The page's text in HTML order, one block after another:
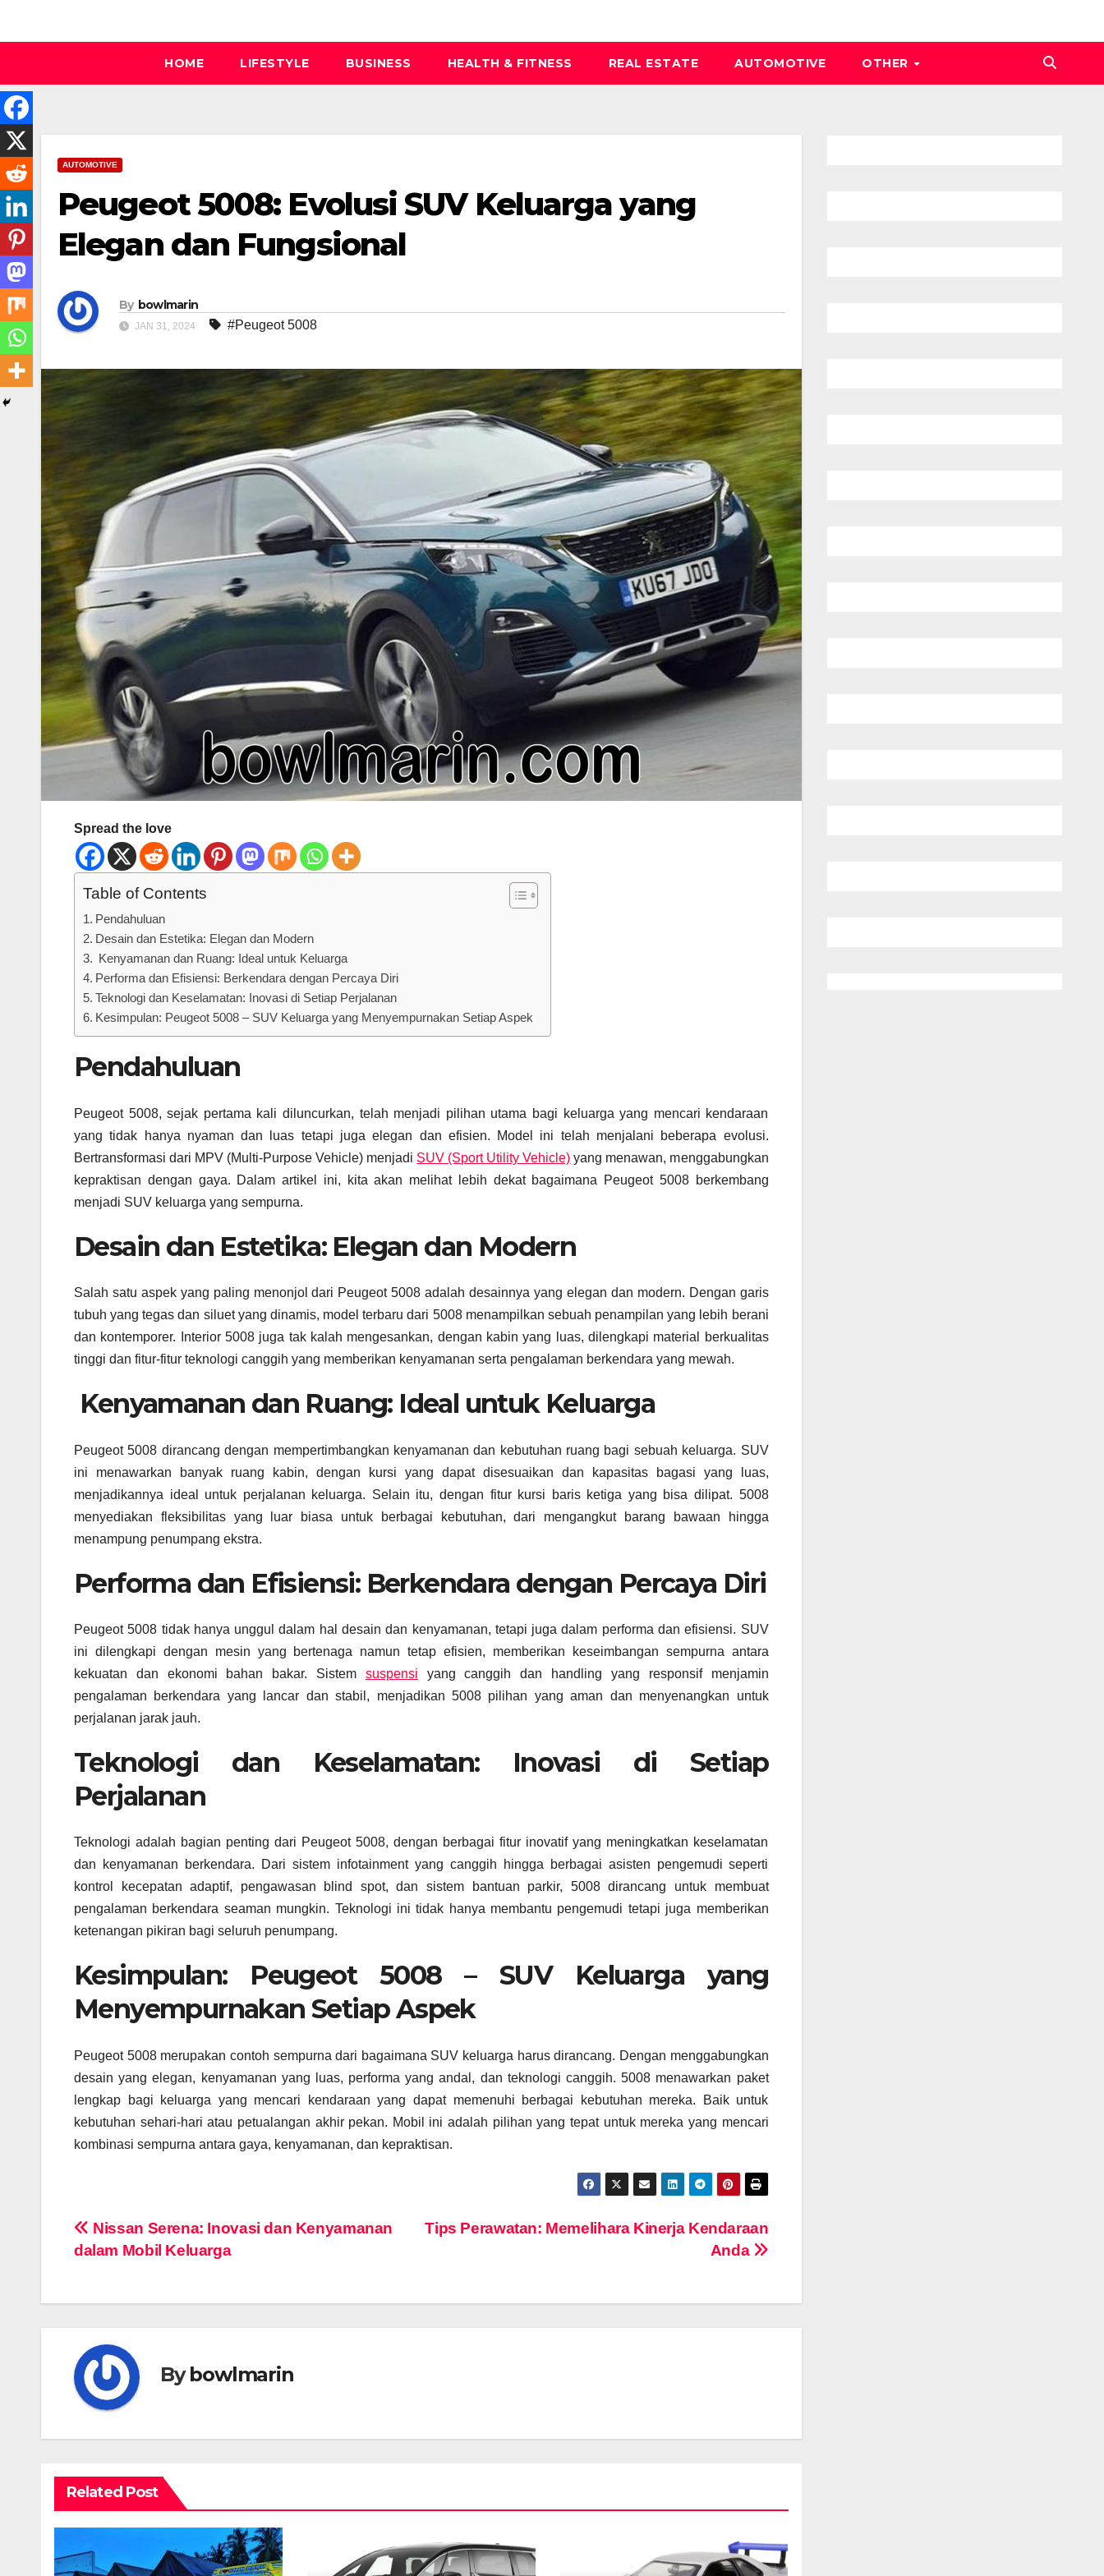
HOME LIFESTYLE BUSINESS HEALTH & FITNESS REAL ESTATE AUTOMOTIVE OTHER
AUTOMOTIVE
Peugeot 5008: Evolusi SUV Keluarga yang
Elegan dan Fungsional
By bowlmarin
JAN 31, 2024 #Peugeot 5008
Spread the love
Table of Contents
Pendahuluan
Desain dan Estetika: Elegan dan Modern
Kenyamanan dan Ruang: Ideal untuk Keluarga
Performa dan Efisiensi: Berkendara dengan Percaya Diri
Teknologi dan Keselamatan: Inovasi di Setiap Perjalanan
Kesimpulan: Peugeot 5008 – SUV Keluarga yang Menyempurnakan Setiap Aspek
Pendahuluan
Peugeot 5008, sejak pertama kali diluncurkan, telah menjadi pilihan utama bagi keluarga yang mencari kendaraan
yang tidak hanya nyaman dan luas tetapi juga elegan dan efisien. Model ini telah menjalani beberapa evolusi.
Bertransformasi dari MPV (Multi-Purpose Vehicle) menjadi SUV (Sport Utility Vehicle) yang menawan, menggabungkan
kepraktisan dengan gaya. Dalam artikel ini, kita akan melihat lebih dekat bagaimana Peugeot 5008 berkembang
menjadi SUV keluarga yang sempurna.
Desain dan Estetika: Elegan dan Modern
Salah satu aspek yang paling menonjol dari Peugeot 5008 adalah desainnya yang elegan dan modern. Dengan garis
tubuh yang tegas dan siluet yang dinamis, model terbaru dari 5008 menampilkan sebuah penampilan yang lebih berani
dan kontemporer. Interior 5008 juga tak kalah mengesankan, dengan kabin yang luas, dilengkapi material berkualitas
tinggi dan fitur-fitur teknologi canggih yang memberikan kenyamanan serta pengalaman berkendara yang mewah.
Kenyamanan dan Ruang: Ideal untuk Keluarga
Peugeot 5008 dirancang dengan mempertimbangkan kenyamanan dan kebutuhan ruang bagi sebuah keluarga. SUV
ini menawarkan banyak ruang kabin, dengan kursi yang dapat disesuaikan dan kapasitas bagasi yang luas,
menjadikannya ideal untuk perjalanan keluarga. Selain itu, dengan fitur kursi baris ketiga yang bisa dilipat. 5008
menyediakan fleksibilitas yang luar biasa untuk berbagai kebutuhan, dari mengangkut barang bawaan hingga
menampung penumpang ekstra.
Performa dan Efisiensi: Berkendara dengan Percaya Diri
Peugeot 5008 tidak hanya unggul dalam hal desain dan kenyamanan, tetapi juga dalam performa dan efisiensi. SUV
ini dilengkapi dengan mesin yang bertenaga namun tetap efisien, memberikan keseimbangan sempurna antara
kekuatan dan ekonomi bahan bakar. Sistem suspensi yang canggih dan handling yang responsif menjamin
pengalaman berkendara yang lancar dan stabil, menjadikan 5008 pilihan yang aman dan menyenangkan untuk
perjalanan jarak jauh.
Teknologi dan Keselamatan: Inovasi di Setiap
Perjalanan
Teknologi adalah bagian penting dari Peugeot 5008, dengan berbagai fitur inovatif yang meningkatkan keselamatan
dan kenyamanan berkendara. Dari sistem infotainment yang canggih hingga berbagai asisten pengemudi seperti
kontrol kecepatan adaptif, pengawasan blind spot, dan sistem bantuan parkir, 5008 dirancang untuk membuat
pengalaman berkendara seaman mungkin. Teknologi ini tidak hanya membantu pengemudi tetapi juga memberikan
ketenangan pikiran bagi seluruh penumpang.
Kesimpulan: Peugeot 5008 – SUV Keluarga yang
Menyempurnakan Setiap Aspek
Peugeot 5008 merupakan contoh sempurna dari bagaimana SUV keluarga harus dirancang. Dengan menggabungkan
desain yang elegan, kenyamanan yang luas, performa yang andal, dan teknologi canggih. 5008 menawarkan paket
lengkap bagi keluarga yang mencari kendaraan yang dapat memenuhi berbagai kebutuhan mereka. Baik untuk
kebutuhan sehari-hari atau petualangan akhir pekan. Mobil ini adalah pilihan yang tepat untuk mereka yang mencari
kombinasi sempurna antara gaya, kenyamanan, dan kepraktisan.
Navigasi
Tips Perawatan: Memelihara Kinerja Kendaraan
Anda
Nissan Serena: Inovasi dan Kenyamanan
dalam Mobil Keluarga
Bybowlmarin
Related Post